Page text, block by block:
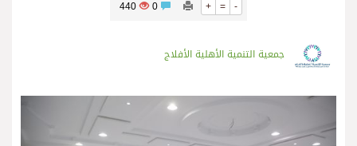
+ = -
440
جمعية التنمية الأهلية الأفلاج